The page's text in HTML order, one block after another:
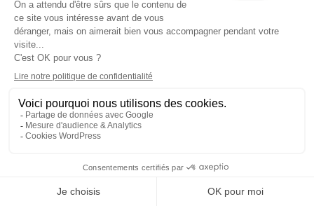
Métro E de Lyon : le prolongement
jusqu'à la Part-Dieu, star des
débats